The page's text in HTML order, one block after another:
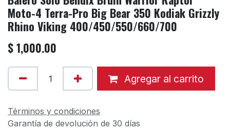
Moto-4 Terra-Pro Big Bear 350 Kodiak Grizzly
Rhino Viking 400/450/550/660/700
$1,000.00
Agregar al carrito
Términos y condiciones
Garantía de devolución de 30 días